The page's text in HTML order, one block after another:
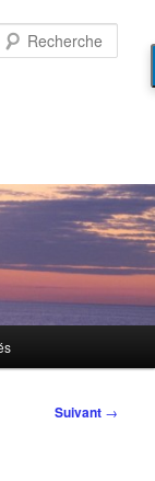
Suivant →